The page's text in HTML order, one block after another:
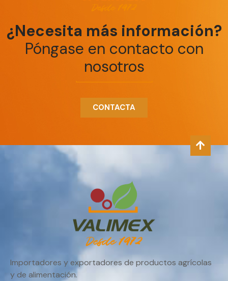
¿Necesita más información?
Póngase en contacto con
nosotros
CONTACTA
Importadores y exportadores de productos agrícolas
y de alimentación.